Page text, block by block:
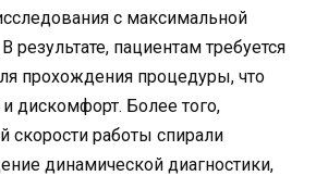
с максимальной
пациентам требуется
прохождения процедуры, что
дискомфорт. Более того,
скорости работы спирали
динамической диагностики,